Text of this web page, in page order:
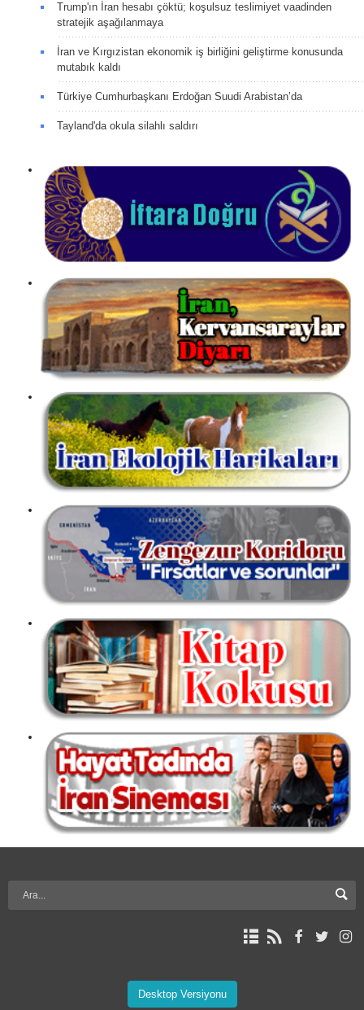
Trump'ın İran hesabı çöktü; koşulsuz teslimiyet vaadinden
stratejik aşağılanmaya
İran ve Kırgızistan ekonomik iş birliğini geliştirme konusunda
mutabık kaldı
Türkiye Cumhurbaşkanı Erdoğan Suudi Arabistan’da
Tayland'da okula silahlı saldırı
Desktop Versiyonu